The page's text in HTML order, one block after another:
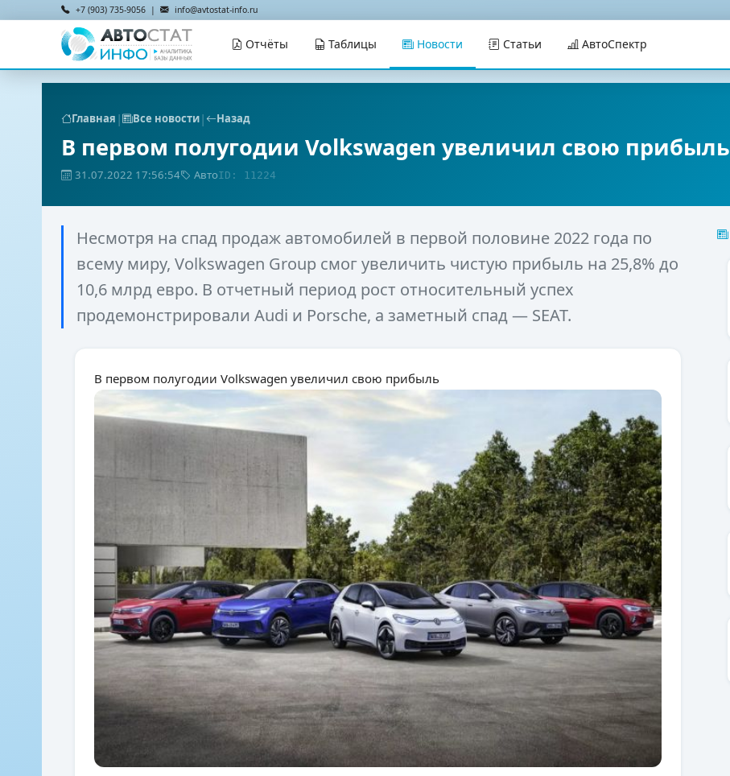
+7 (903) 735-9056 | info@avtostat-info.ru
Отчёты Таблицы Новости Статьи АвтоСпектр
Главная | Все новости| Назад
В первом полугодии Volkswagen увеличил свою прибыль
31.07.2022 17:56:54 АвтоID: 11224
Несмотря на спад продаж автомобилей в первой половине 2022 года по
всему миру, Volkswagen Group смог увеличить чистую прибыль на 25,8% до
10,6 млрд евро. В отчетный период рост относительный успех
продемонстрировали Audi и Porsche, а заметный спад — SEAT.
В первом полугодии Volkswagen увеличил свою прибыль